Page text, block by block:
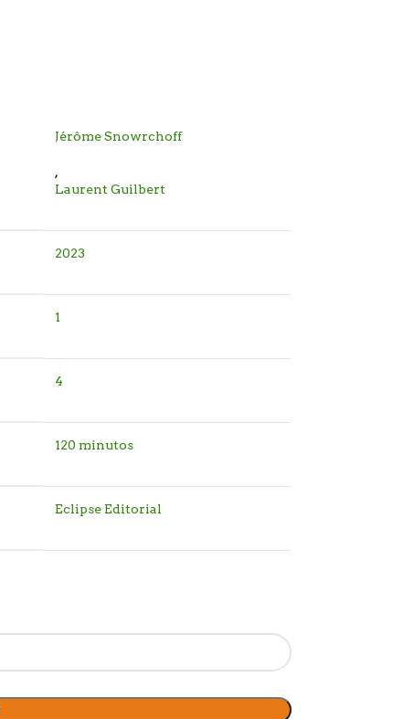
Jérôme Snowrchoff
,
Laurent Guilbert
2023
1
4
120 minutos
Eclipse Editorial